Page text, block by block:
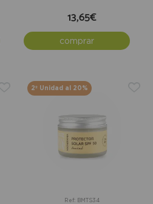
13,65€
comprar
2º Unidad al 20%
Ref: BMTS34